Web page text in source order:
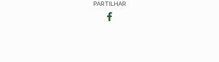
PARTILHAR